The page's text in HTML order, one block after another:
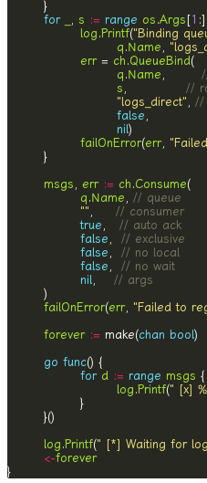
for
s := range os .Args [1
log .Printf("Binding
q .Name
err = ch .QueueBind
q .Name
s
//
"logs_direct"
//
false
nil
failOnError(err
msgs
err := ch .Consume
q .Name
// queue
""
// consumer
true
// auto ack
false
// exclusive
false
// no local
false
// no wait
nil
// args
failOnError(err "Failed to
forever := make(chan bool
go func
for d := range msgs
log .Printf(" [x]
log .Printf(" [*] Waiting for
<-forever
}